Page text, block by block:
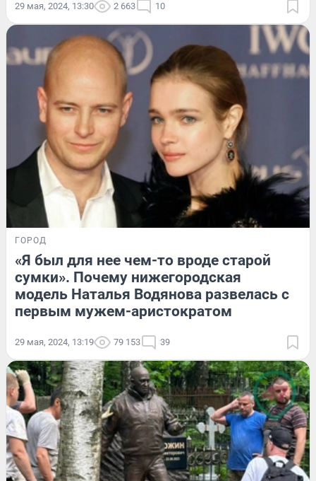
29 мая, 2024, 13:30 2 663 10
ГОРОД
«Я был для нее чем-то вроде старой
сумки». Почему нижегородская
модель Наталья Водянова развелась с
первым мужем-аристократом
29 мая, 2024, 13:19 79 153 39